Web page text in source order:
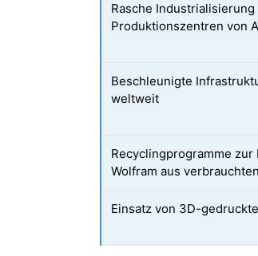
Rasche Industrialisierung
Produktionszentren von
Beschleunigte
weltweit
Recyclingprogramme
Wolfram aus
Einsatz von 3D-